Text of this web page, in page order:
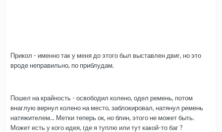
Прикол - именно так у меня до этого был выставлен двиг, но это
вроде неправильно, по приблудам.
Пошел на крайность - освободил колено, одел ремень, потом
внаглую вернул колено на место, заблокировал, натянул ремень
натяжителем... Метки теперь ок, но блин, этого не может быть.
Может есть у кого идея, где я туплю или тут какой-то баг ?